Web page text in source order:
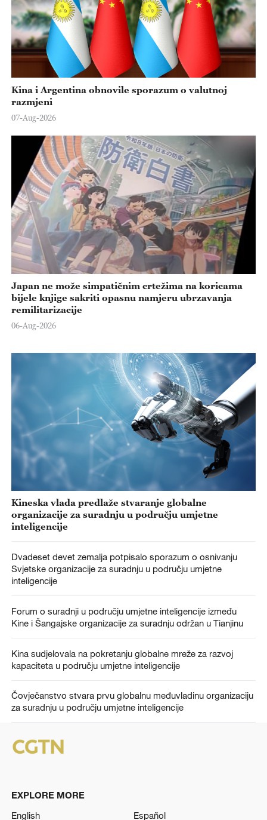
Kina i Argentina obnovile sporazum o valutnoj
razmjeni
07-Aug-2026
Japan ne može simpatičnim crtežima na koricama
bijele knjige sakriti opasnu namjeru ubrzavanja
remilitarizacije
06-Aug-2026
Kineska vlada predlaže stvaranje globalne
organizacije za suradnju u području umjetne
inteligencije
Dvadeset devet zemalja potpisalo sporazum o osnivanju
Svjetske organizacije za suradnju u području umjetne
inteligencije
Forum o suradnji u području umjetne inteligencije između
Kine i Šangajske organizacije za suradnju održan u Tianjinu
Kina sudjelovala na pokretanju globalne mreže za razvoj
kapaciteta u području umjetne inteligencije
Čovječanstvo stvara prvu globalnu međuvladinu organizaciju
za suradnju u području umjetne inteligencije
EXPLORE MORE
English
Español